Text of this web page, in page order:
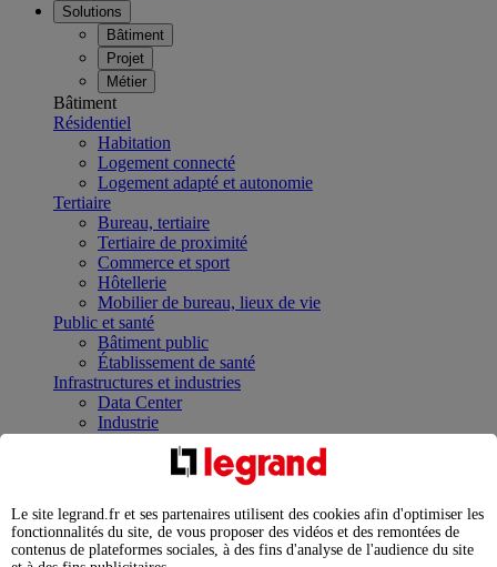
Solutions
Bâtiment
Projet
Métier
Bâtiment
Résidentiel
Habitation
Logement connecté
Logement adapté et autonomie
Tertiaire
Bureau, tertiaire
Tertiaire de proximité
Commerce et sport
Hôtellerie
Mobilier de bureau, lieux de vie
Public et santé
Bâtiment public
Établissement de santé
Infrastructures et industries
Data Center
Industrie
Infrastructures
Contrôler et planifier le fonctionnement des appareils
Répartir et optimiser son tableau électrique
Legrand Data Center Solutions : concentrer les
expertises au service de vos performances
Le site legrand.fr et ses partenaires utilisent des cookies afin d'optimiser les
fonctionnalités du site, de vous proposer des vidéos et des remontées de
contenus de plateformes sociales, à des fins d'analyse de l'audience du site